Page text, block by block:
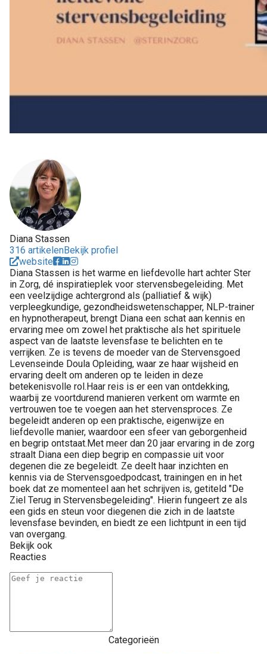
Diana Stassen
316 artikelenBekijk profiel
website
Diana Stassen is het warme en liefdevolle hart achter Ster
in Zorg, dé inspiratieplek voor stervensbegeleiding. Met
een veelzijdige achtergrond als (palliatief & wijk)
verpleegkundige, gezondheidswetenschapper, NLP-trainer
en hypnotherapeut, brengt Diana een schat aan kennis en
ervaring mee om zowel het praktische als het spirituele
aspect van de laatste levensfase te belichten en te
verrijken. Ze is tevens de moeder van de Stervensgoed
Levenseinde Doula Opleiding, waar ze haar wijsheid en
ervaring deelt om anderen op te leiden in deze
betekenisvolle rol.Haar reis is er een van ontdekking,
waarbij ze voortdurend manieren verkent om warmte en
vertrouwen toe te voegen aan het stervensproces. Ze
begeleidt anderen op een praktische, eigenwijze en
liefdevolle manier, waardoor een sfeer van geborgenheid
en begrip ontstaat.Met meer dan 20 jaar ervaring in de zorg
straalt Diana een diep begrip en compassie uit voor
degenen die ze begeleidt. Ze deelt haar inzichten en
kennis via de Stervensgoedpodcast, trainingen en in het
boek dat ze momenteel aan het schrijven is, getiteld "De
Ziel Terug in Stervensbegeleiding". Hierin fungeert ze als
een gids en steun voor diegenen die zich in de laatste
levensfase bevinden, en biedt ze een lichtpunt in een tijd
van overgang.
Bekijk ook
Reacties
Categorieën